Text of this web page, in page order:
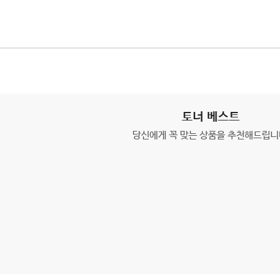
토너 베스트
당신에게 꼭 맞는 상품을 추천해드립니